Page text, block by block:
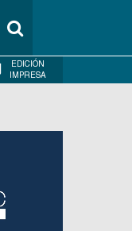
EDICIÓN
IMPRESA